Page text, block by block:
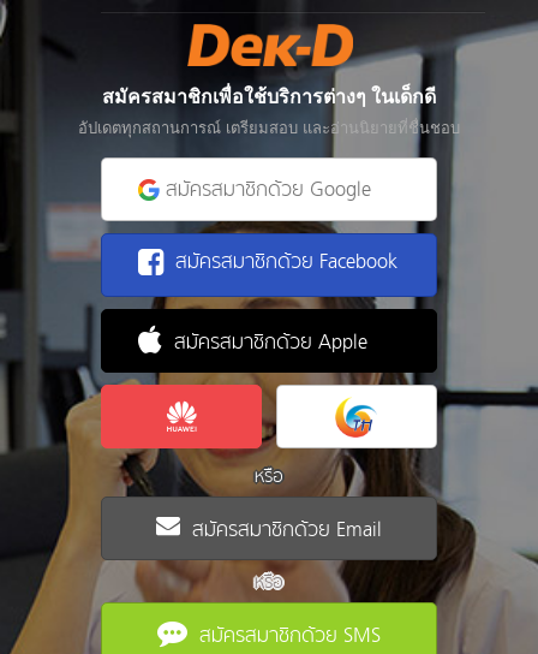
สมัครสมาชิกเพื่อใช้บริการต่างๆ ในเด็กดี
อัปเดตทุกสถานการณ์ เตรียมสอบ และอ่านนิยายที่ชื่นชอบ
สมัครสมาชิกด้วย Google
สมัครสมาชิกด้วย Facebook
สมัครสมาชิกด้วย Apple
หรือ
สมัครสมาชิกด้วย Email
หรือ
สมัครสมาชิกด้วย SMS